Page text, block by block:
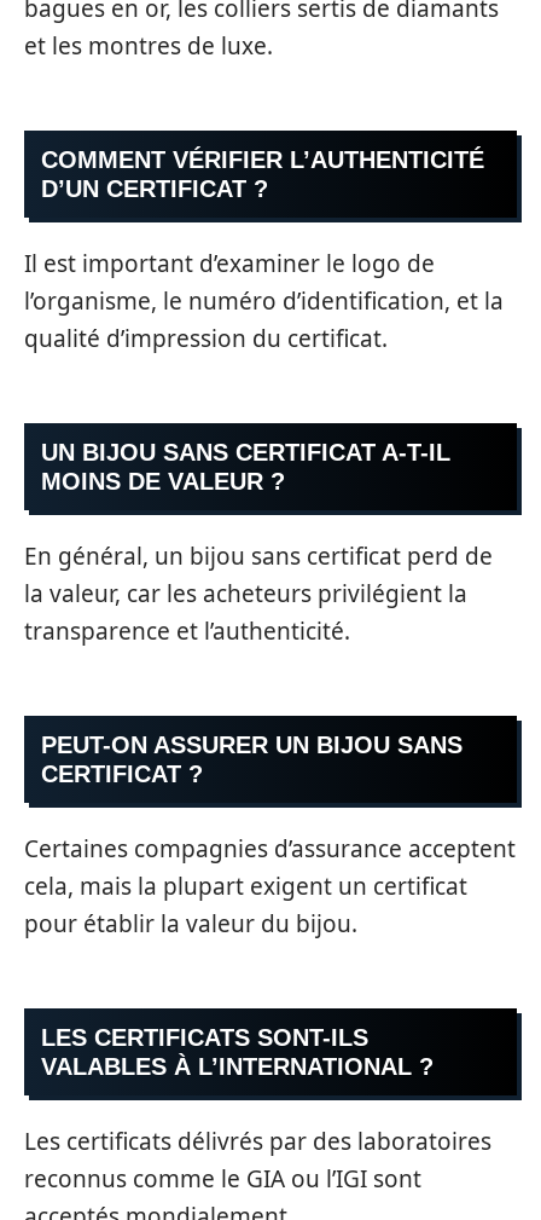
bagues en or, les colliers sertis de diamants
et les montres de luxe.
COMMENT VÉRIFIER L’AUTHENTICITÉ
D’UN CERTIFICAT ?
Il est important d’examiner le logo de
l’organisme, le numéro d’identification, et la
qualité d’impression du certificat.
UN BIJOU SANS CERTIFICAT A-T-IL
MOINS DE VALEUR ?
En général, un bijou sans certificat perd de
la valeur, car les acheteurs privilégient la
transparence et l’authenticité.
PEUT-ON ASSURER UN BIJOU SANS
CERTIFICAT ?
Certaines compagnies d’assurance acceptent
cela, mais la plupart exigent un certificat
pour établir la valeur du bijou.
LES CERTIFICATS SONT-ILS
VALABLES À L’INTERNATIONAL ?
Les certificats délivrés par des laboratoires
reconnus comme le GIA ou l’IGI sont